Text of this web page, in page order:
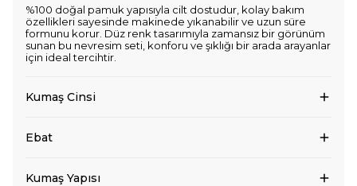
%100 doğal pamuk yapısıyla cilt dostudur, kolay bakım
özellikleri sayesinde makinede yıkanabilir ve uzun süre
formunu korur. Düz renk tasarımıyla zamansız bir görünüm
sunan bu nevresim seti, konforu ve şıklığı bir arada arayanlar
için ideal tercihtir.
Kumaş Cinsi
Ebat
Kumaş Yapısı